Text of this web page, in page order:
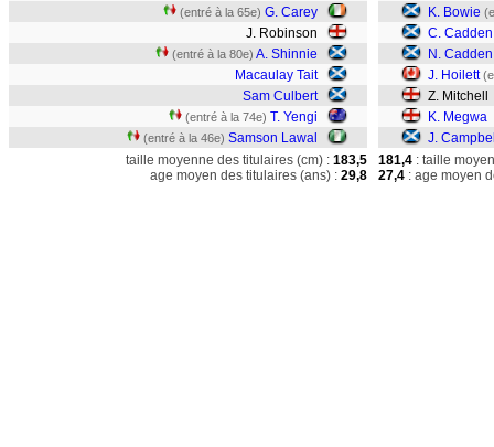
(entré à la 65e) G. Carey
J. Robinson
(entré à la 80e) A. Shinnie
Macaulay Tait
Sam Culbert
(entré à la 74e) T. Yengi
(entré à la 46e) Samson Lawal
K. Bowie
C. Cadden
N. Cadden
J. Hoilett
Z. Mitchell
K. Megwa
J.
taille moyenne des titulaires (cm) : 183,5
age moyen des titulaires (ans) : 29,8
181,4 : taille
27,4 : age moyen